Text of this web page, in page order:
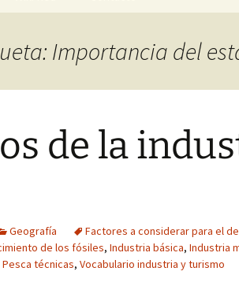
Importancia del
de la
Geografía Factores a considerar para el
de los fósiles, Industria básica, Industria
Pesca técnicas, Vocabulario industria y turismo